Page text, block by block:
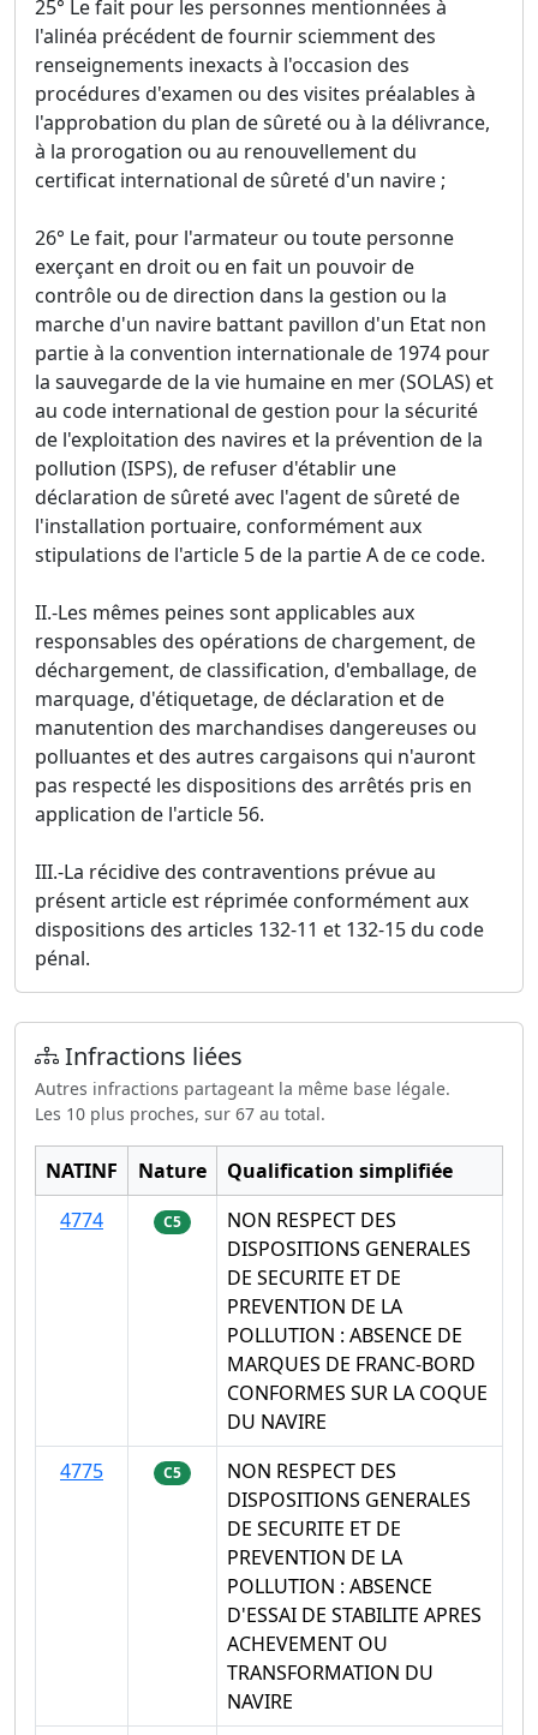
25° Le fait pour les personnes mentionnées à
l'alinéa précédent de fournir sciemment des
renseignements inexacts à l'occasion des
procédures d'examen ou des visites préalables à
l'approbation du plan de sûreté ou à la délivrance,
à la prorogation ou au renouvellement du
certificat international de sûreté d'un navire ;
26° Le fait, pour l'armateur ou toute personne
exerçant en droit ou en fait un pouvoir de
contrôle ou de direction dans la gestion ou la
marche d'un navire battant pavillon d'un Etat non
partie à la convention internationale de 1974 pour
la sauvegarde de la vie humaine en mer (SOLAS) et
au code international de gestion pour la sécurité
de l'exploitation des navires et la prévention de la
pollution (ISPS), de refuser d'établir une
déclaration de sûreté avec l'agent de sûreté de
l'installation portuaire, conformément aux
stipulations de l'article 5 de la partie A de ce code.
II.-Les mêmes peines sont applicables aux
responsables des opérations de chargement, de
déchargement, de classification, d'emballage, de
marquage, d'étiquetage, de déclaration et de
manutention des marchandises dangereuses ou
polluantes et des autres cargaisons qui n'auront
pas respecté les dispositions des arrêtés pris en
application de l'article 56.
III.-La récidive des contraventions prévue au
présent article est réprimée conformément aux
dispositions des articles 132-11 et 132-15 du code
pénal.
Infractions liées
Autres infractions partageant la même base légale.
Les 10 plus proches, sur 67 au total.
NATINF Nature
Qualification simplifiée
4774
C5
NON RESPECT DES
DISPOSITIONS GENERALES
DE SECURITE ET DE
PREVENTION DE LA
POLLUTION : ABSENCE DE
MARQUES DE FRANC-BORD
CONFORMES SUR LA COQUE
DU NAVIRE
4775
C5
NON RESPECT DES
DISPOSITIONS GENERALES
DE SECURITE ET DE
PREVENTION DE LA
POLLUTION : ABSENCE
D'ESSAI DE STABILITE APRES
ACHEVEMENT OU
TRANSFORMATION DU
NAVIRE